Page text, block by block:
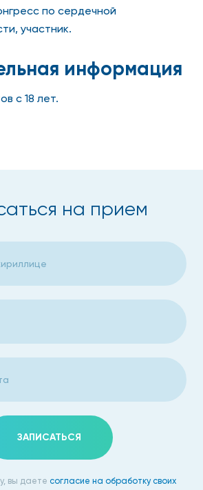
по сердечной
участник.
информация
с 18 лет.
на прием
ЗАПИСАТЬСЯ
вы даете согласие на обработку своих